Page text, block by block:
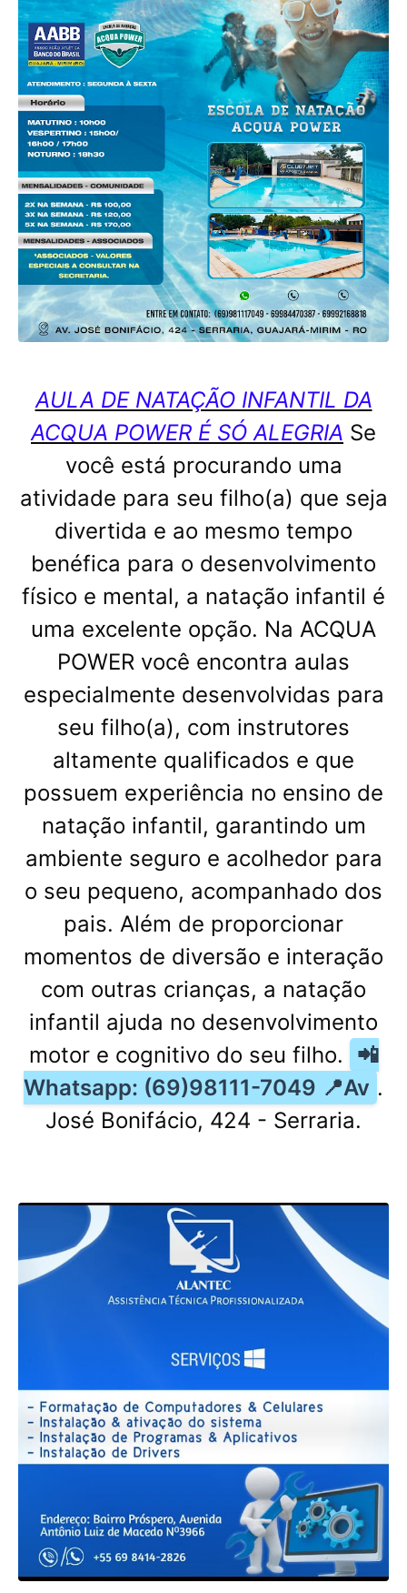
AULA DE NATAÇÃO INFANTIL DA
ACQUA POWER É SÓ ALEGRIA Se
você está procurando uma
atividade para seu filho(a) que seja
divertida e ao mesmo tempo
benéfica para o desenvolvimento
físico e mental, a natação infantil é
uma excelente opção. Na ACQUA
POWER você encontra aulas
especialmente desenvolvidas para
seu filho(a), com instrutores
altamente qualificados e que
possuem experiência no ensino de
natação infantil, garantindo um
ambiente seguro e acolhedor para
o seu pequeno, acompanhado dos
pais. Além de proporcionar
momentos de diversão e interação
com outras crianças, a natação
infantil ajuda no desenvolvimento
motor e cognitivo do seu filho.
📲
Whatsapp: (69)98111-7049 📍Av .
José Bonifácio, 424 - Serraria.